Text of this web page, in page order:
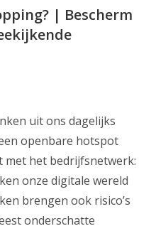
| Bescherm
uit ons dagelijks
openbare hotspot
het bedrijfsnetwerk:
onze digitale wereld
brengen ook risico’s
onderschatte